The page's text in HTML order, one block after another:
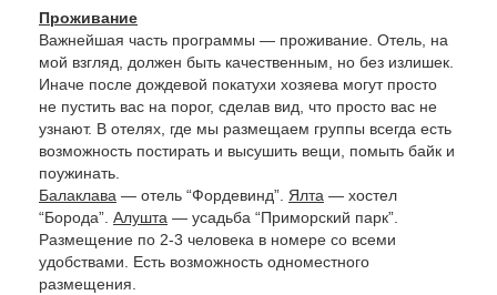
Проживание
Важнейшая часть программы — проживание. Отель, на
мой взгляд, должен быть качественным, но без излишек.
Иначе после дождевой покатухи хозяева могут просто
не пустить вас на порог, сделав вид, что просто вас не
узнают. В отелях, где мы размещаем группы всегда есть
возможность постирать и высушить вещи, помыть байк и
поужинать.
Балаклава — отель “Фордевинд”. Ялта — хостел
“Борода”. Алушта — усадьба “Приморский парк”.
Размещение по 2-3 человека в номере со всеми
удобствами. Есть возможность одноместного
размещения.